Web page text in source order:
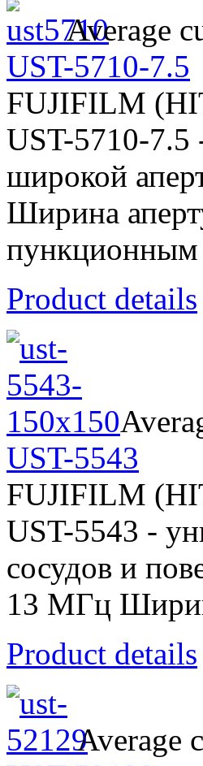
Average
UST-5710-7.5
FUJIFILM
UST-5710-7.5
широкой
Ширина
пункционным
Product details
UST-5543
FUJIFILM
UST-5543 -
сосудов и
13 МГц
Product details
Average